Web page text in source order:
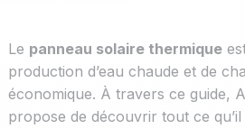
Le panneau solaire thermique
production d’eau chaude et de
économique. À travers ce guide,
propose de découvrir tout ce